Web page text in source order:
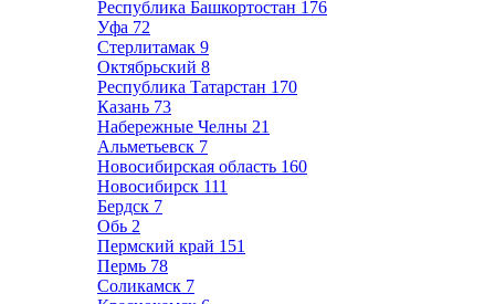
Республика Башкортостан 176
Уфа 72
Стерлитамак 9
Октябрьский 8
Республика Татарстан 170
Казань 73
Набережные Челны 21
Альметьевск 7
Новосибирская область 160
Новосибирск 111
Бердск 7
Обь 2
Пермский край 151
Пермь 78
Соликамск 7